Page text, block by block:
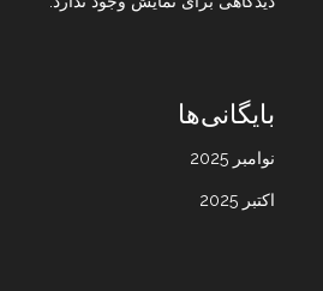
بایگانی‌ها
نوامبر 2025
اکتبر 2025